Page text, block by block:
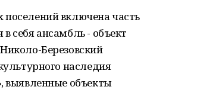
включена часть
себя ансамбль - объект
Березовский
наследия
выявленные объекты